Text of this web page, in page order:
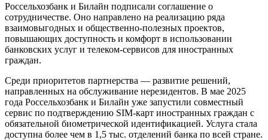
Россельхозбанк и Билайн подписали соглашение о
сотрудничестве. Оно направлено на реализацию ряда
взаимовыгодных и общественно-полезных проектов,
повышающих доступность и комфорт в использовании
банковских услуг и телеком-сервисов для иностранных
граждан.
Среди приоритетов партнерства — развитие решений,
направленных на обслуживание нерезидентов. В мае 2025
года Россельхозбанк и Билайн уже запустили совместный
сервис по подтверждению SIM-карт иностранных граждан с
обязательной биометрической идентификацией. Услуга стала
доступна более чем в 1,5 тыс. отделений банка по всей стране.